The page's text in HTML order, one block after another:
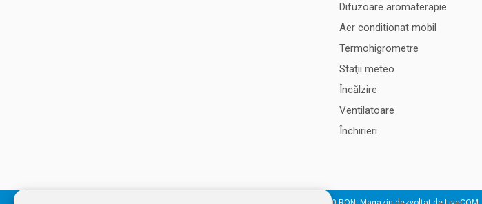
Difuzoare aromaterapie
Aer conditionat mobil
Termohigrometre
Staţii meteo
Încălzire
Ventilatoare
Închirieri